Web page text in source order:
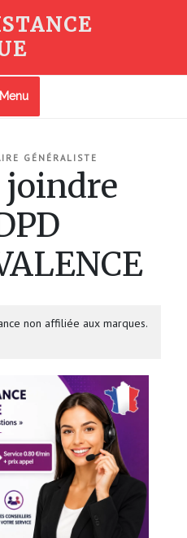
Menu
GÉNÉRALISTE
non affiliée aux marques.